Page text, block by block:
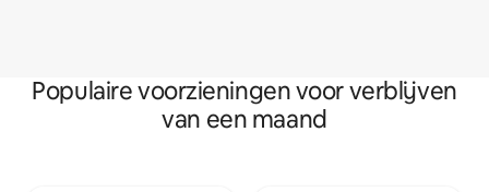
Populaire voorzieningen voor verblijven
van een maand